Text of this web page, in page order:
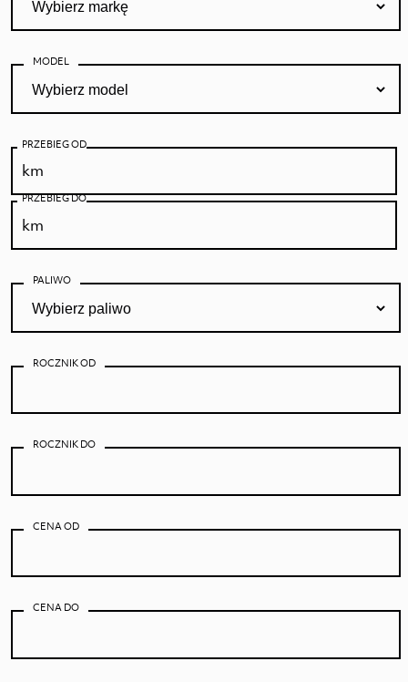
MODEL
PRZEBIEG OD
PRZEBIEG DO
PALIWO
ROCZNIK OD
ROCZNIK DO
CENA OD
CENA DO